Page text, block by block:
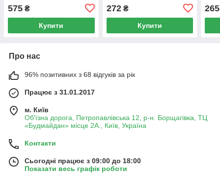
575 ₴
Купити
272₴
Купити
265
Про нас
96% позитивних з 68 відгуків за рік
Працює з 31.01.2017
м. Київ
Об'їзна дорога, Петропавлівська 12, р-н. Борщагівка, ТЦ
«Будмайдан» місце 2А., Київ, Україна
Контакти
Сьогодні працює з 09:00 до 18:00
Показати весь графік роботи